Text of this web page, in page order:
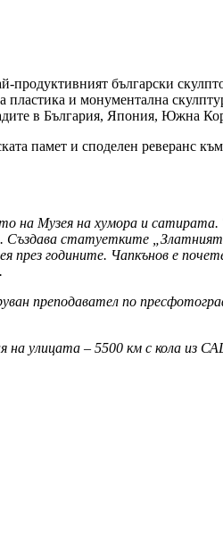
продуктивният български
и монументална
в България, Япония, Южна
памет и споделен реверанс
на Музея на хумора и сатирата.
Създава статуетките
през годините. Чапкънов е
преподавател по
улицата – 5500 км с кола из